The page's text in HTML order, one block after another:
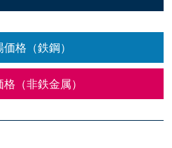
格（鉄鋼）
（非鉄金属）